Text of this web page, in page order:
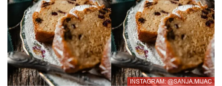
INSTAGRAM: @SANJA.MIJAC